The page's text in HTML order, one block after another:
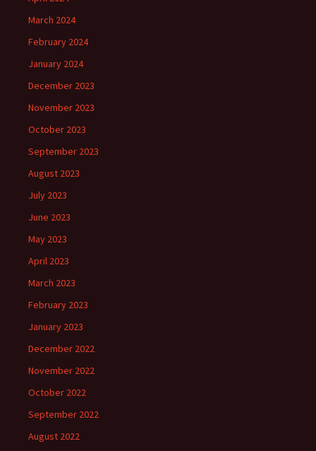
March 2024
February 2024
January 2024
December 2023
November 2023
October 2023
September 2023
August 2023
July 2023
June 2023
May 2023
April 2023
March 2023
February 2023
January 2023
December 2022
November 2022
October 2022
September 2022
August 2022